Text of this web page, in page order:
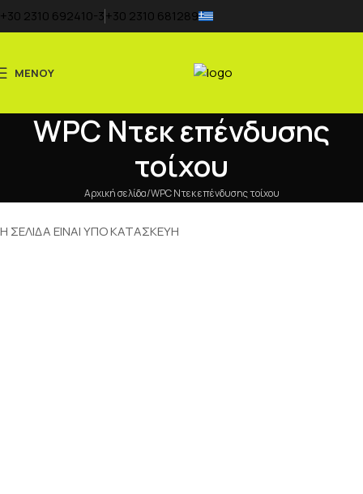
+30 2310 692410-3+30 2310 681289
ΜΕΝΟΥ
WPC Nτεκ επένδυσης
τοίχου
Αρχική σελίδα WPC Nτεκ επένδυσης τοίχου
Η ΣΕΛΙΔΑ ΕΙΝΑΙ ΥΠΟ ΚΑΤΑΣΚΕΥΗ